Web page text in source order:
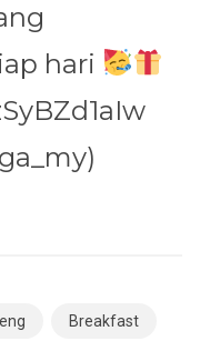
hari
Breakfast